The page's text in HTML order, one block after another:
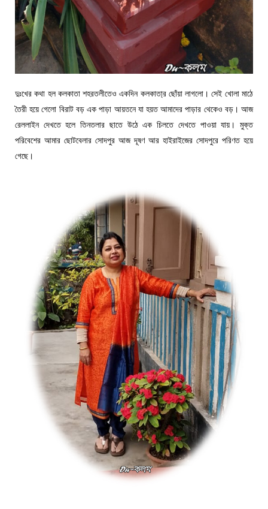
দুঃখের কথা হল কলকাতা শহরতলীতেও একদিন কলকাতা্র ছোঁয়া লাগলো। সেই খোলা মাঠে
তৈরী হয়ে গেলো বিরাট বড় এক পাড়া আয়তনে যা হয়ত আমাদের পাড়ার থেকেও বড়। আজ
রেললাইন দেখতে হলে তিনতলার ছাতে উঠে এক চিলতে দেখতে পাওয়া যায়। মুক্ত
পরিবেশের আমার ছোটবেলার সোদপুর আজ দূষণ আর হাইরাইজের সোদপুরে পরিণত হয়ে
গেছে।